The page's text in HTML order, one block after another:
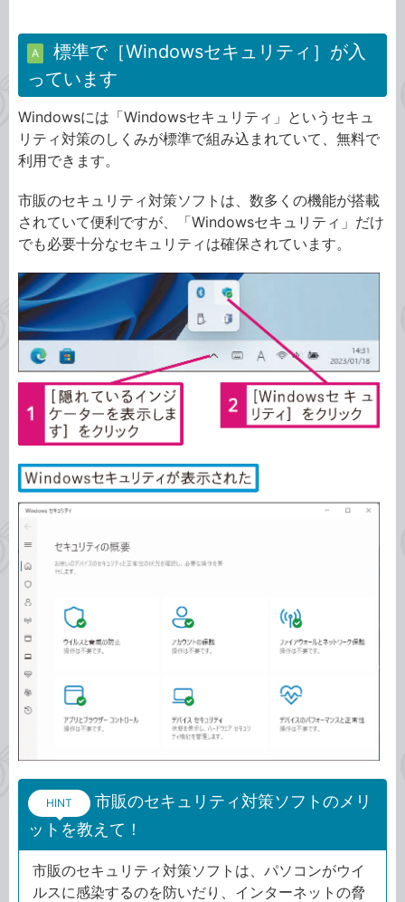
A
標準で［Windowsセキュリティ］が入
っています
Windowsには「Windowsセキュリティ」というセキュ
リティ対策のしくみが標準で組み込まれていて、無料で
利用できます。
市販のセキュリティ対策ソフトは、数多くの機能が搭載
されていて便利ですが、「Windowsセキュリティ」だけ
でも必要十分なセキュリティは確保されています。
HINT
市販のセキュリティ対策ソフトのメリ
ットを教えて！
市販のセキュリティ対策ソフトは、パソコンがウイ
ルスに感染するのを防いだり、インターネットの脅